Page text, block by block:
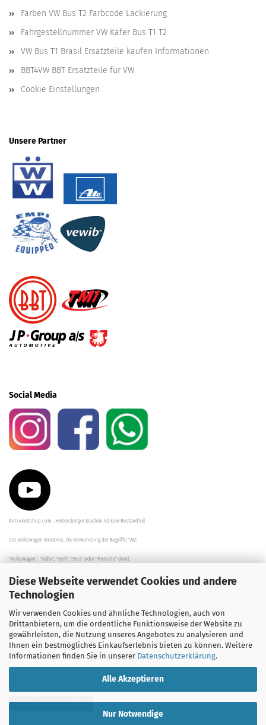
Diese Webseite verwendet Cookies und andere
Technologien
Wir verwenden Cookies und ähnliche Technologien, auch von
Drittanbietern, um die ordentliche Funktionsweise der Website zu
gewährleisten, die Nutzung unseres Angebotes zu analysieren und
Ihnen ein bestmögliches Einkaufserlebnis bieten zu können. Weitere
Informationen finden Sie in unserer Datenschutzerklärung.
Alle Akzeptieren
Nur Notwendige
Farben VW Bus T2 Farbcode Lackierung
Fahrgestellnummer VW Käfer Bus T1 T2
VW Bus T1 Brasil Ersatzteile kaufen Informationen
BBT4VW BBT Ersatzteile für VW
Cookie Einstellungen
Unsere Partner
Social Media
Aircooledshop.com , Hintersberger Joachim ist kein Bestandteil
des Volkswagen Konzerns. Die Verwendung der Begriffe "VW",
"Volkswagen", "Käfer", "Golf", "Bus" oder "Porsche" dient
der Beschreibung der Teile und stellt in keinem Fall eine direkte
Verbindung zu dem Unternehmen "Volkswagen" her/da.
Die Beschreibungen, Zeichnungen und Angaben zur
Verwendung sind sorgfältig überprüft worden.
Vertrag widerrufen